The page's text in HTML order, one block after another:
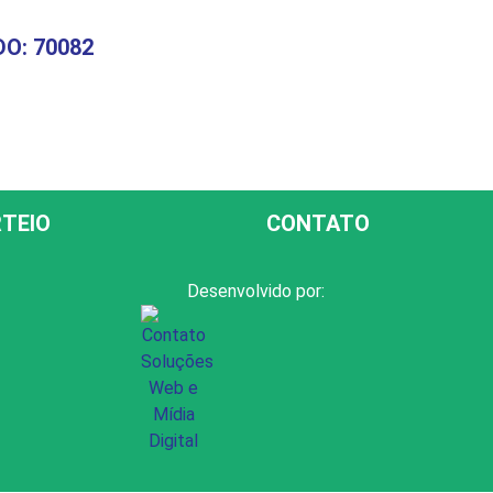
70082
CONTATO
Desenvolvido por: